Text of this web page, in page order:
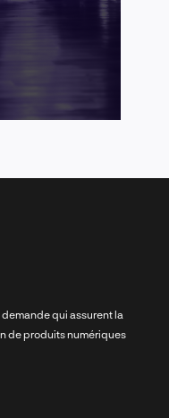
qui assurent la
de produits numériques